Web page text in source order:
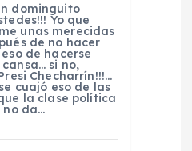
dominguito
Yo que
unas merecidas
de no hacer
de hacerse
si no,
Checharrín!!!…
cuajó eso de las
la clase política
no da…